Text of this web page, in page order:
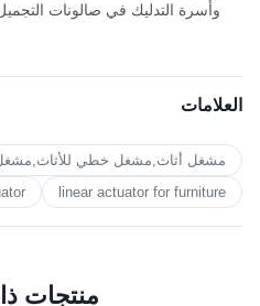
وأسرة التدليك في صالونات
العلامات
مشغل أثاث,مشغل خطي
linear actuator for furniture
منتجات